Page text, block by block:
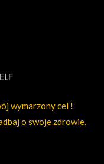
wymarzony cel !
o swoje zdrowie.